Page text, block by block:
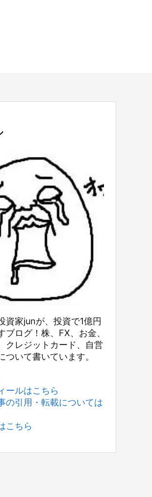
資家junが、投資で1億円
ブログ！株、FX、お金、
クレジットカード、自営
ついて書いています。
ールはこちら
の引用・転載については
こちら